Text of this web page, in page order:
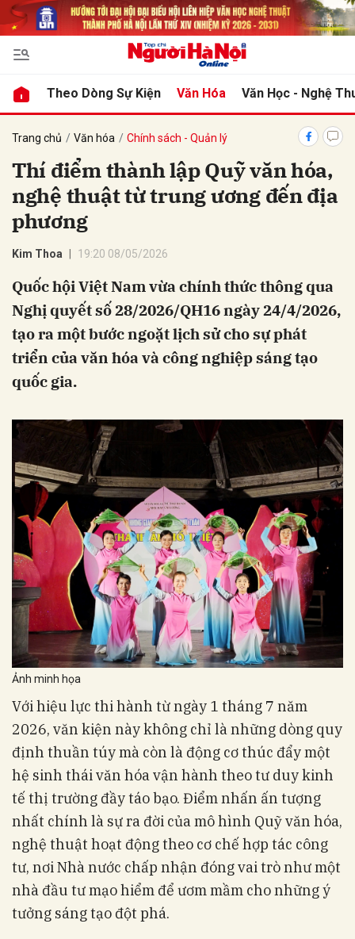
Theo Dòng Sự Kiện Văn Hóa Văn Học - Nghệ
Trang chủ Văn hóa Chính sách - Quản lý
Thí điểm thành lập Quỹ văn hóa,
nghệ thuật từ trung ương đến địa
phương
Kim Thoa 19:20 08/05/2026
Quốc hội Việt Nam vừa chính thức thông qua
Nghị quyết số 28/2026/QH16 ngày 24/4/2026,
tạo ra một bước ngoặt lịch sử cho sự phát
triển của văn hóa và công nghiệp sáng tạo
quốc gia.
Ảnh minh họa
Với hiệu lực thi hành từ ngày 1 tháng 7 năm
2026, văn kiện này không chỉ là những dòng quy
định thuần túy mà còn là động cơ thúc đẩy một
hệ sinh thái văn hóa vận hành theo tư duy kinh
tế thị trường đầy táo bạo. Điểm nhấn ấn tượng
nhất chính là sự ra đời của mô hình Quỹ văn hóa,
nghệ thuật hoạt động theo cơ chế hợp tác công
tư, nơi Nhà nước chấp nhận đóng vai trò như một
nhà đầu tư mạo hiểm để ươm mầm cho những ý
tưởng sáng tạo đột phá.
luận